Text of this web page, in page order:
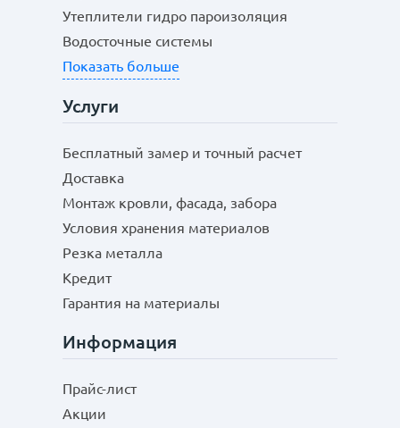
Утеплители гидро пароизоляция
Водосточные системы
Показать больше
Услуги
Бесплатный замер и точный расчет
Доставка
Монтаж кровли, фасада, забора
Условия хранения материалов
Резка металла
Кредит
Гарантия на материалы
Информация
Прайс-лист
Акции